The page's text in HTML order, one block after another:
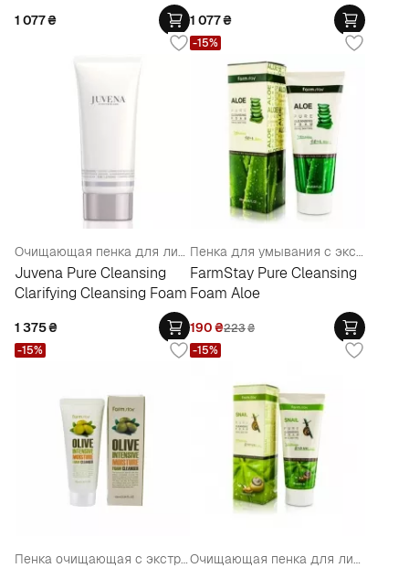
1 077₴ 1 077₴
Очищающая пенка для лица
Juvena Pure Cleansing
Clarifying Cleansing Foam
1 375₴
Пенка для умывания с экстрактом алоэ
FarmStay Pure Cleansing
Foam Aloe
190₴223₴
-15%
Пенка очищающая с экстрактом оливы увлажняющая
-15%
Очищающая пенка для лица с муцином улитки
-15%